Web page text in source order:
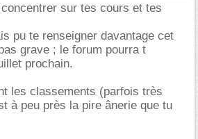
sur tes cours et tes
pu te renseigner davantage cet
grave ; le forum pourra t
prochain.
les classements (parfois très
à peu près la pire ânerie que tu